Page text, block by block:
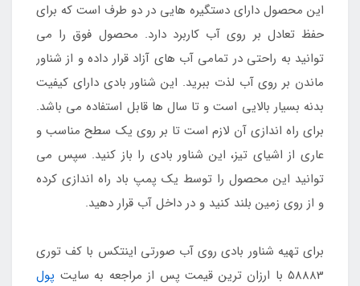
این محصول دارای دستگیره هایی در دو طرف است که برای
حفظ تعادل بر روی آب کاربرد دارد. محصول فوق را می
توانید به راحتی در تمامی آب های آزاد قرار داده و از شناور
ماندن بر روی آب لذت ببرید. این شناور بادی دارای کیفیت
بدنه بسیار بالایی است و تا سال ها قابل استفاده می باشد.
برای راه اندازی آن لازم است تا بر روی یک سطح مناسب و
عاری از اشیای تیز، این شناور بادی را باز کنید. سپس می
توانید این محصول را توسط یک پمپ باد راه اندازی کرده
و از روی زمین بلند کنید و در داخل آب قرار دهید.
برای تهیه شناور بادی روی آب صورتی اینتکس با کف توری
58883 با ارزان ترین قیمت پس از مراجعه به سایت
پول